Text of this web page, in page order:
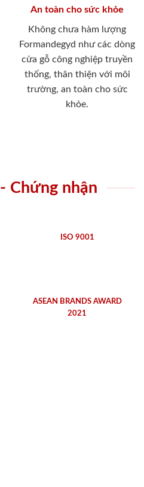
An toàn cho sức khỏe
Không chưa hàm lượng
Formandegyd như các dòng
cửa gỗ công nghiệp truyền
thống, thân thiện với môi
trường, an toàn cho sức
khỏe.
Chứng nhận
ISO 9001
ASEAN BRANDS AWARD
2021